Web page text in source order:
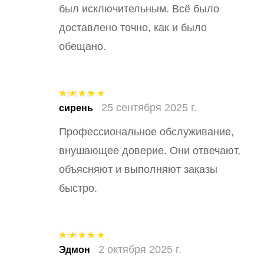
был исключительным. Всё было
доставлено точно, как и было
обещано.
Оценка
из
сирень 25 сентября 2025 г.
Профессиональное обслуживание,
внушающее доверие. Они отвечают,
объясняют и выполняют заказы
быстро.
Оценка
из
Эдмон 2 октября 2025 г.